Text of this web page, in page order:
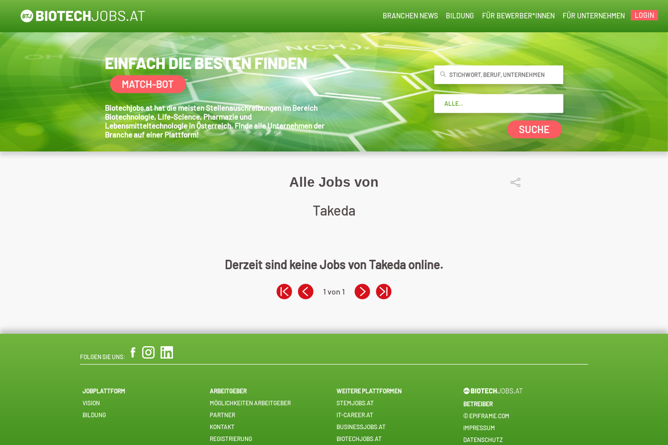
LOGIN
FÜR UNTERNEHMEN
FÜR BEWERBER*INNEN
BILDUNG
BRANCHEN NEWS
EINFACH DIE BESTEN FINDEN
MATCH-BOT
Biotechjobs.at hat die meisten Stellenauschreibungen im Bereich
Biotechnologie, Life-Science, Pharmazie und
Lebensmitteltechnologie in Österreich. Finde alle Unternehmen der
Branche auf einer Plattform!
SUCHE
Alle Jobs von
Takeda
Derzeit sind keine Jobs von Takeda online.
1 von 1
FOLGEN SIE UNS:
JOBPLATTFORM
VISION
BILDUNG
ARBEITGEBER
MÖGLICHKEITEN ARBEITGEBER
PARTNER
KONTAKT
REGISTRIERUNG
WEITERE PLATTFORMEN
STEMJOBS.AT
IT-CAREER.AT
BUSINESSJOBS.AT
BIOTECHJOBS.AT
BETREIBER
© EPIFRAME.COM
IMPRESSUM
DATENSCHUTZ